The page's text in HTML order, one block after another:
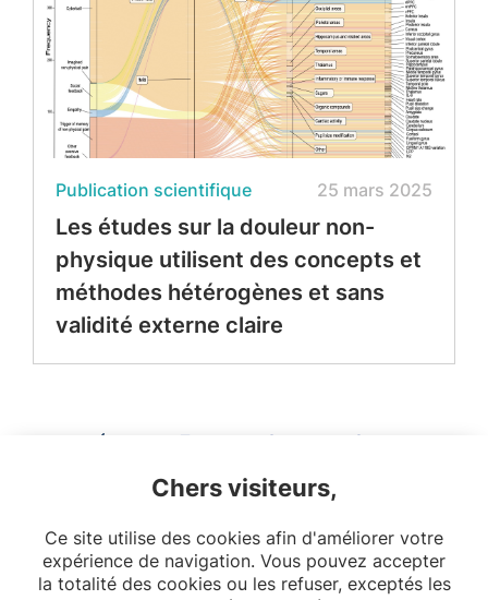
Publication scientifique 25 mars 2025
Les études sur la douleur non-
physique utilisent des concepts et
méthodes hétérogènes et sans
validité externe claire
7 8 9
11 12
20
Chers visiteurs,
Ce site utilise des cookies afin d'améliorer votre
expérience de navigation. Vous pouvez accepter
la totalité des cookies ou les refuser, exceptés les